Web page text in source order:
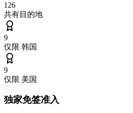
126
共有目的地
9
仅限 韩国
9
仅限 美国
独家免签准入